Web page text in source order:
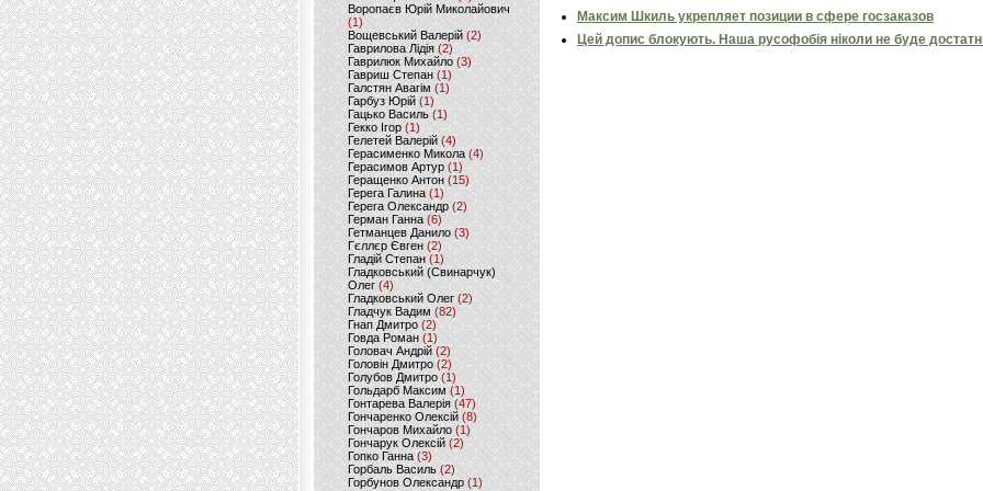
Воропаєв Юрій Миколайович
(1)
Вощевський Валерій(2)
Гаврилова Лідія (2)
Гаврилюк Михайло (3)
Гавриш Степан (1)
Галстян Авагім (1)
Гарбуз Юрій (1)
Гацько Василь (1)
Гекко Ігор(1)
Гелетей Валерій (4)
Герасименко Микола (4)
Герасимов Артур (1)
Геращенко Антон(15)
Герега Галина (1)
Герега Олександр (2)
Герман Ганна (6)
Гетманцев Данило (3)
Гєллєр Євген (2)
Гладій Степан(1)
Гладковський (Свинарчук)
Олег (4)
Гладковський Олег (2)
Гладчук Вадим (82)
Гнап Дмитро (2)
Говда Роман(1)
Головач Андрій (2)
Головін Дмитро (2)
Голубов Дмитро (1)
Гольдарб Максим(1)
Гонтарева Валерія (47)
Гончаренко Олексій(8)
Гончаров Михайло (1)
Гончарук Олексій (2)
Гопко Ганна (3)
Горбаль Василь (2)
Горбунов Олександр (1)
Максим Шкиль укрепляет позиции в сфере госзаказов
Цей допис блокують. Наша русофобія ніколи не буде